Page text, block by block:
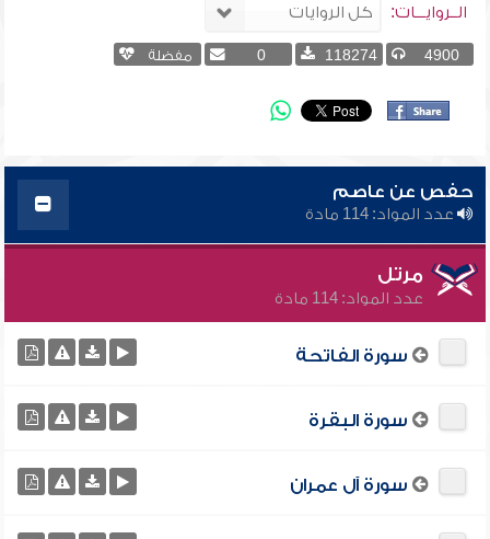
الــروايـــات:
4900
118274
0 مفضلة
حفص عن عاصم
عدد المواد: 114 مادة
مرتل
عدد المواد: 114 مادة
سورة الفاتحة
سورة البقرة
سورة آل عمران